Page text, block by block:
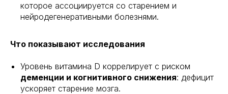
которое ассоциируется со старением и
нейродегенеративными болезнями.
Что показывают исследования
Уровень витамина D коррелирует с риском
деменции и когнитивного снижения: дефицит
ускоряет старение мозга.